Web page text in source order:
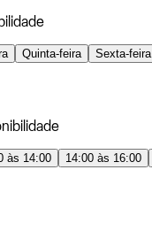
Quinta-feira Sexta-feira
às 14:00 14:00 às 16:00